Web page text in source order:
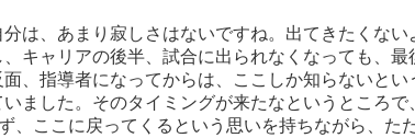
は、あまり寂しさはないですね。出てきたくな
キャリアの後半、試合に出られなくなっても、
、指導者になってからは、ここしか知らないと
ました。そのタイミングが来たなというところ
、ここに戻ってくるという思いを持ちながら、